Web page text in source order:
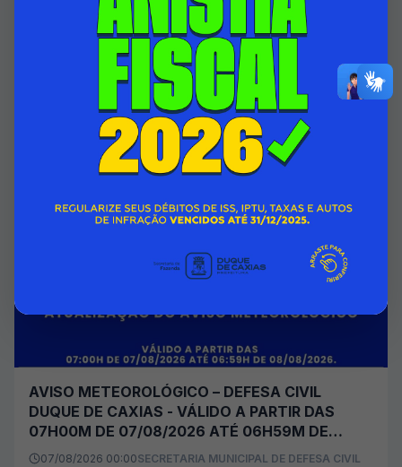
HOSPITAL INFANTIL ISMÉLIA DA SILVEIRA
PASSA A CONTAR COM ÁREA DO 1º ANDAR
TOTALMENTE REFORMADA
SECRETARIA MUNICIPAL DE SAÚDE
Acessar Notícia
AVISO METEOROLÓGICO – DEFESA CIVIL
DUQUE DE CAXIAS - VÁLIDO A PARTIR DAS
07H00M DE 07/08/2026 ATÉ 06H59M DE
08/08/2026
07/08/2026 00:00SECRETARIA MUNICIPAL DE DEFESA CIVIL